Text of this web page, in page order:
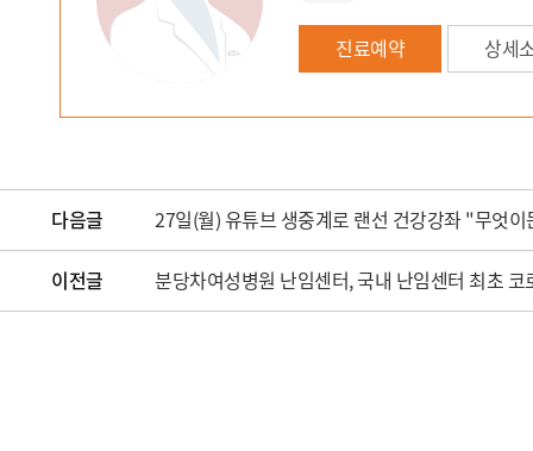
진료예약 상세
다음글 27일(월) 유튜브 생중계로 랜선 건강강좌 "무엇
이전글 분당차여성병원 난임센터, 국내 난임센터 최초 코